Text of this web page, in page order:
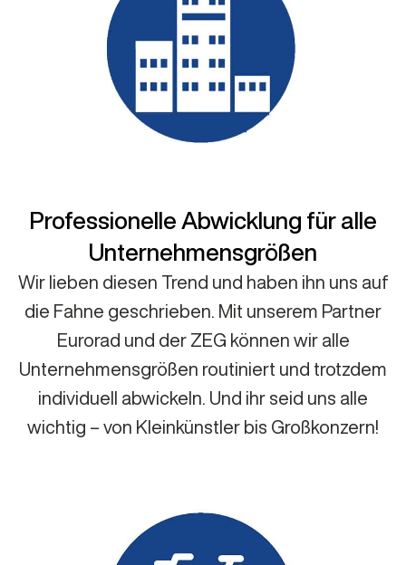
Professionelle Abwicklung für alle
Unternehmensgrößen
Wir lieben diesen Trend und haben ihn uns auf
die Fahne geschrieben. Mit unserem Partner
Eurorad und der ZEG können wir alle
Unternehmensgrößen routiniert und trotzdem
individuell abwickeln. Und ihr seid uns alle
wichtig – von Kleinkünstler bis Großkonzern!